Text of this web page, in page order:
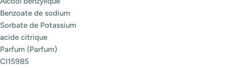
Benzoate de sodium
Sorbate de Potassium
acide citrique
Parfum (Parfum)
CI15985